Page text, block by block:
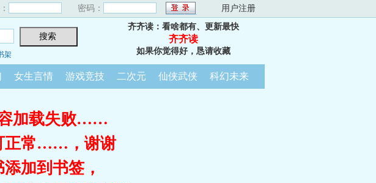
密码： 用户注册
架
齐齐读：看啥都有、更新最快
齐齐读
如果你觉得好，恳请收藏
女生言情 游戏竞技 二次元 仙侠武侠 科幻未来
容加载失败……
正常……，谢谢
加到书签，